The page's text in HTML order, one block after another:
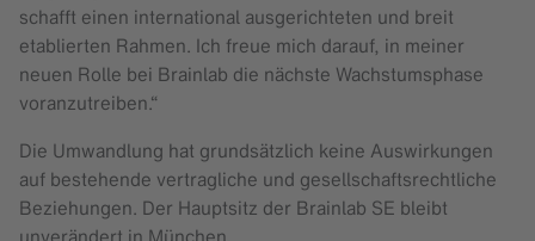
schafft einen international ausgerichteten und breit
etablierten Rahmen. Ich freue mich darauf, in meiner
neuen Rolle bei Brainlab die nächste Wachstumsphase
voranzutreiben.“
Die Umwandlung hat grundsätzlich keine Auswirkungen
auf bestehende vertragliche und gesellschaftsrechtliche
Beziehungen. Der Hauptsitz der Brainlab SE bleibt